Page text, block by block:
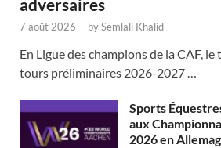
adversaires
7 août 2026 - bySemlali Khalid
En Ligue des champions de la CAF,
tours préliminaires 2026-2027 …
Sports
aux
2026 en